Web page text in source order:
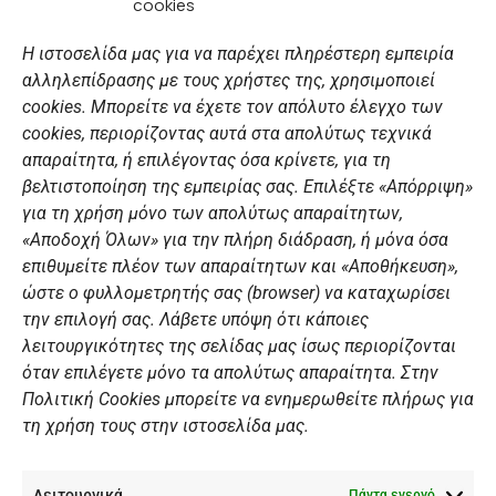
cookies
Η ιστοσελίδα μας για να παρέχει πληρέστερη εμπειρία
αλληλεπίδρασης με τους χρήστες της, χρησιμοποιεί
cookies. Μπορείτε να έχετε τον απόλυτο έλεγχο των
cookies, περιορίζοντας αυτά στα απολύτως τεχνικά
απαραίτητα, ή επιλέγοντας όσα κρίνετε, για τη
βελτιστοποίηση της εμπειρίας σας. Επιλέξτε «Απόρριψη»
για τη χρήση μόνο των απολύτως απαραίτητων,
«Αποδοχή Όλων» για την πλήρη διάδραση, ή μόνα όσα
επιθυμείτε πλέον των απαραίτητων και «Αποθήκευση»,
ώστε ο φυλλομετρητής σας (browser) να καταχωρίσει
την επιλογή σας. Λάβετε υπόψη ότι κάποιες
λειτουργικότητες της σελίδας μας ίσως περιορίζονται
όταν επιλέγετε μόνο τα απολύτως απαραίτητα. Στην
Πολιτική Cookies μπορείτε να ενημερωθείτε πλήρως για
τη χρήση τους στην ιστοσελίδα μας.
a
e
b
o
o
k
t
a
g
r
a
m
t
u
b
e
n
k
e
d
i
n
ΣΎΝΔΕΣΜΟΙ
Αθλητικές σχολές
Διάπλους
Χορηγοί
Summer Camp
ΠΡΟΣΩΠΙΚΑ ΔΕΔΟΜΕΝΑ
Πολιτική Ιστοσελίδας
Πολιτική Cookies Iστοσελίδας
Γενική Πολιτική ΝΟΒ